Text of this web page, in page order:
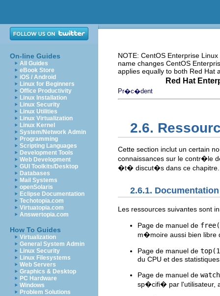
On-line Guides
All Guides
eBook Store
iOS / Android
Linux for Beginners
Office Productivity
Linux Installation
Linux Security
Linux Utilities
Linux Virtualization
Linux Kernel
System/Network Admin
Programming
Scripting Languages
Development Tools
Web Development
GUI Toolkits/Desktop
Databases
Mail Systems
openSolaris
Eclipse Documentation
Techotopia.com
Virtuatopia.com
Answertopia.com
How To Guides
Virtualization
General System Admin
Linux Security
Linux Filesystems
Web Servers
Graphics & Desktop
PC Hardware
Windows
Problem Solutions
NOTE: CentOS Enterprise
name changes CentOS
applies equally to both Red Hat
Red Hat
Pr�c�dent
2.6.
Cette section inclut un certain
connaissances sur le contr�le
�t� discut�s dans ce chapitre.
2.6.1.
Les ressources suivantes sont
Page de manuel de
m�moire aussi bien libre
Page de manuel de
du CPU et des
Page de manuel de
sp�cifi� par l'utilisateur,